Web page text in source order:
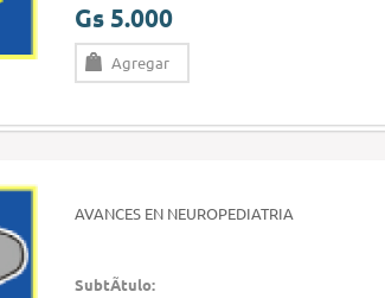
Gs 5.000
Agregar
AVANCES EN NEUROPEDIATRIA
SubtÃ­tulo: